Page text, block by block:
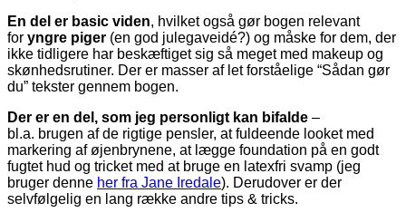
En del er basic viden, hvilket også gør bogen relevant
for yngre piger (en god julegaveidé?) og måske for dem, der
ikke tidligere har beskæftiget sig så meget med makeup og
skønhedsrutiner. Der er masser af let forståelige “Sådan gør
du” tekster gennem bogen.
Der er en del, som jeg personligt kan bifalde –
bl.a. brugen af de rigtige pensler, at fuldeende looket med
markering af øjenbrynene, at lægge foundation på en godt
fugtet hud og tricket med at bruge en latexfri svamp (jeg
bruger denne her fra Jane Iredale). Derudover er der
selvfølgelig en lang række andre tips & tricks.